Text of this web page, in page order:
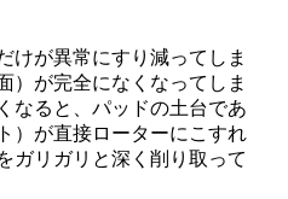
けが異常にすり減ってしま
）が完全になくなってしま
なると、パッドの土台であ
）が直接ローターにこすれ
ガリガリと深く削り取って